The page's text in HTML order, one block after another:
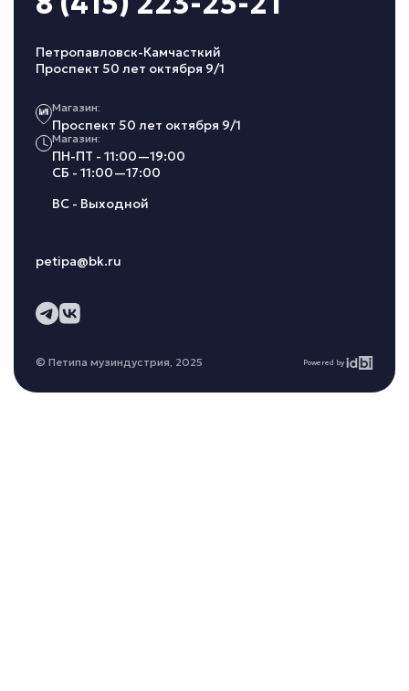
Петропавловск-Камчасткий
Проспект 50 лет октября 9/1
Магазин:
Проспект 50 лет октября 9/1
Магазин:
ПН-ПТ - 11:00—19:00
СБ - 11:00—17:00
ВС - Выходной
petipa@bk.ru
© Петипа музиндустрия, 2025 Powered by